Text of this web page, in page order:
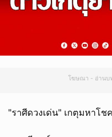
โฆษณา - อ่านบ
"ราศีดวงเด่น" เกตุมหาโช